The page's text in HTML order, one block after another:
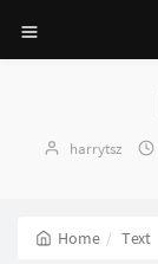
Author：
harrytsz
Home Text